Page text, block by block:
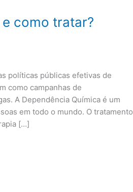
como tratar?
políticas públicas efetivas de
como campanhas de
A Dependência Química é um
em todo o mundo. O tratamento
[…]